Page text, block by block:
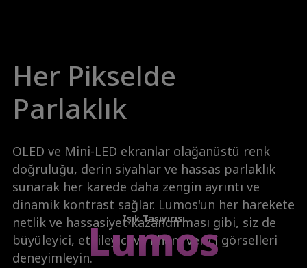
Her Pikselde
Parlaklık
OLED ve Mini-LED ekranlar olağanüstü renk
doğruluğu, derin siyahlar ve hassas parlaklık
sunarak her karede daha zengin ayrıntı ve
dinamik kontrast sağlar. Lumos'un her harekete
netlik ve hassasiyet kazandırması gibi, siz de
büyüleyici, etkileyici ve ilham verici görselleri
deneyimleyin.Lumos
Işık Taşıyıcısı